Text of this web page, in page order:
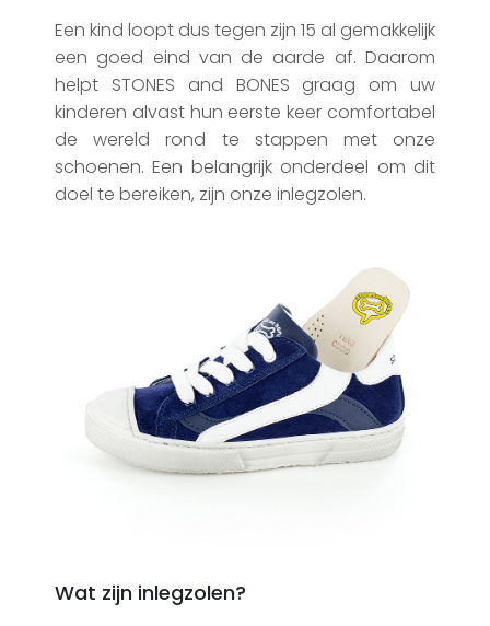
Een kind loopt dus tegen zijn 15 al gemakkelijk
een goed eind van de aarde af. Daarom
helpt STONES and BONES graag om uw
kinderen alvast hun eerste keer comfortabel
de wereld rond te stappen met onze
schoenen. Een belangrijk onderdeel om dit
doel te bereiken, zijn onze inlegzolen.
Wat zijn inlegzolen?